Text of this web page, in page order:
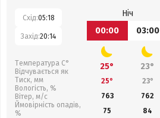
Схід:05:18
Захід:20:14
Температура С°
Відчувається як
Тиск, мм
Вологість, %
Вітер, м/с
Ймовірність опадів,
%
Ніч
00:00
03:00
25° 23°
25° 23°
763
762
75
84